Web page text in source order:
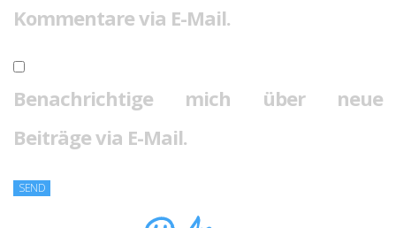
Kommentare via E-Mail.
Benachrichtige mich über neue
Beiträge via E-Mail.